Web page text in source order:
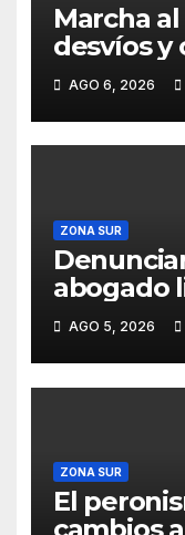
Marcha
desvíos y
contra la
Tierras
AGO 6, 2026
ZONA SUR
abogado
propuso
Gran
AGO 5, 2026
ZONA SUR
El